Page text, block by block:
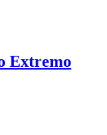
Extremo